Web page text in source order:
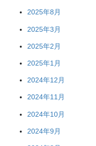
2025年8月
2025年3月
2025年2月
2025年1月
2024年12月
2024年11月
2024年10月
2024年9月